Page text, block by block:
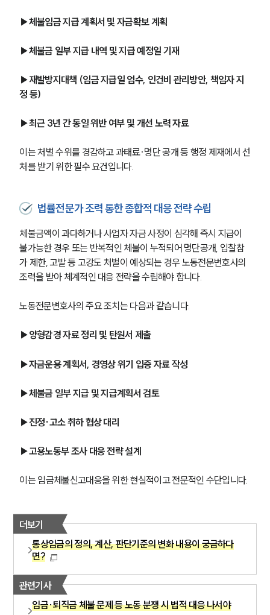
SERVICES
기업법무그룹 업무
PROFESSIONALS
ABOUT
그룹소개
대륜의 강점
기업의뢰인을 위한 장점
업무협력·법률자문 기업
고객의 소리
AI대륜
INSIGHT
주요 업무사례
▶체불임금 지급 계획서 및 자금확보 계획
▶체불금 일부 지급 내역 및 지급 예정일 기재
▶재발방지대책 (임금 지급일 엄수, 인건비 관리방안, 책임자 지
정 등)
▶최근 3년 간 동일 위반 여부 및 개선 노력 자료
이는 처벌 수위를 경감하고 과태료·명단 공개 등 행정 제재에서 선
처를 받기 위한 필수 요건입니다.
법률전문가 조력 통한 종합적 대응 전략 수립
체불금액이 과다하거나 사업자 자금 사정이 심각해 즉시 지급이
불가능한 경우 또는 반복적인 체불이 누적되어 명단공개, 입찰참
가 제한, 고발 등 고강도 처벌이 예상되는 경우 노동전문변호사의
조력을 받아 체계적인 대응 전략을 수립해야 합니다.
노동전문변호사의 주요 조치는 다음과 같습니다.
▶양형감경 자료 정리 및 탄원서 제출
▶자금운용 계획서, 경영상 위기 입증 자료 작성
▶체불금 일부 지급 및 지급계획서 검토
▶진정·고소 취하 협상 대리
▶고용노동부 조사 대응 전략 설계
이는 임금체불신고대응을 위한 현실적이고 전문적인 수단입니다.
더보기
통상임금의 정의, 계산, 판단기준의 변화 내용이 궁금하다
면?
관련기사
임금·퇴직금 체불 문제 등 노동 분쟁 시 법적 대응 나서야